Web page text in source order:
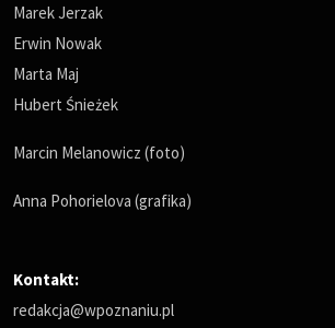
Marek Jerzak
Erwin Nowak
Marta Maj
Hubert Śnieżek
Marcin Melanowicz (foto)
Anna Pohorielova (grafika)
Kontakt:
redakcja@wpoznaniu.pl